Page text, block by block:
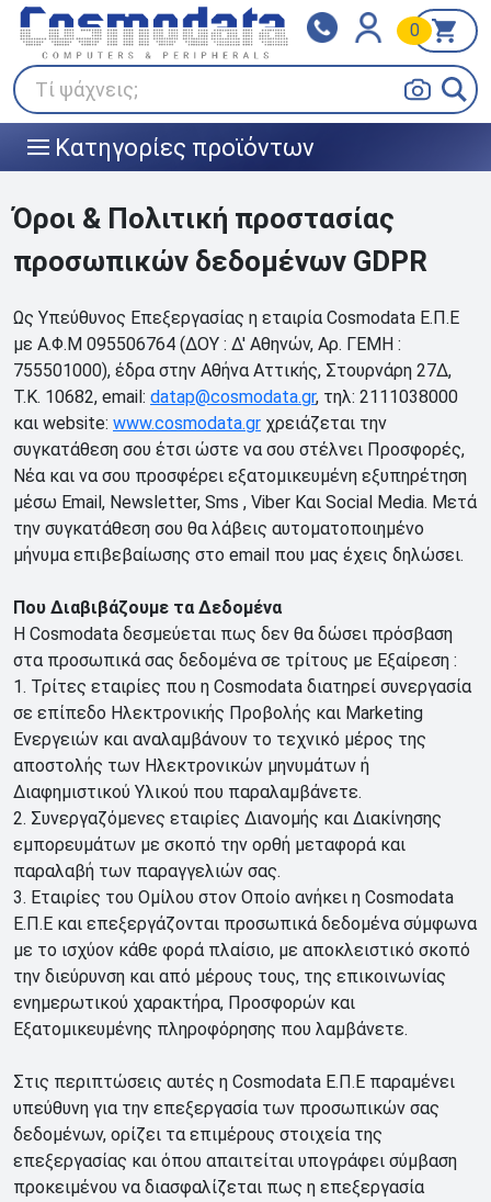
Τί ψάχνεις;
0
||| Κατηγορίες προϊόντων
Klarna
Πληρώστε σε 3
άτοκες δόσεις
BOX NOW
Όροι & Πολιτική προστασίας
προσωπικών δεδομένων GDPR
Ως Υπεύθυνος Επεξεργασίας η εταιρία Cosmodata Ε.Π.Ε
με Α.Φ.Μ 095506764 (ΔΟΥ : Δ' Αθηνών, Αρ. ΓΕΜΗ :
755501000), έδρα στην Αθήνα Αττικής, Στουρνάρη 27Δ,
Τ.Κ. 10682, email: datap@cosmodata.gr, τηλ: 2111038000
και website: www.cosmodata.gr χρειάζεται την
συγκατάθεση σου έτσι ώστε να σου στέλνει Προσφορές,
Νέα και να σου προσφέρει εξατομικευμένη εξυπηρέτηση
μέσω Email, Newsletter, Sms , Viber Και Social Media. Μετά
την συγκατάθεση σου θα λάβεις αυτοματοποιημένο
μήνυμα επιβεβαίωσης στο email που μας έχεις δηλώσει.
Που Διαβιβάζουμε τα Δεδομένα
Η Cosmodata δεσμεύεται πως δεν θα δώσει πρόσβαση
στα προσωπικά σας δεδομένα σε τρίτους με Εξαίρεση :
1. Τρίτες εταιρίες που η Cosmodata διατηρεί συνεργασία
σε επίπεδο Ηλεκτρονικής Προβολής και Marketing
Ενεργειών και αναλαμβάνουν το τεχνικό μέρος της
αποστολής των Ηλεκτρονικών μηνυμάτων ή
Διαφημιστικού Υλικού που παραλαμβάνετε.
2. Συνεργαζόμενες εταιρίες Διανομής και Διακίνησης
εμπορευμάτων με σκοπό την ορθή μεταφορά και
παραλαβή των παραγγελιών σας.
3. Εταιρίες του Ομίλου στον Οποίο ανήκει η Cosmodata
Ε.Π.Ε και επεξεργάζονται προσωπικά δεδομένα σύμφωνα
με το ισχύον κάθε φορά πλαίσιο, με αποκλειστικό σκοπό
την διεύρυνση και από μέρους τους, της επικοινωνίας
ενημερωτικού χαρακτήρα, Προσφορών και
Εξατομικευμένης πληροφόρησης που λαμβάνετε.
Στις περιπτώσεις αυτές η Cosmodata Ε.Π.Ε παραμένει
υπεύθυνη για την επεξεργασία των προσωπικών σας
δεδομένων, ορίζει τα επιμέρους στοιχεία της
επεξεργασίας και όπου απαιτείται υπογράφει σύμβαση
προκειμένου να διασφαλίζεται πως η επεξεργασία